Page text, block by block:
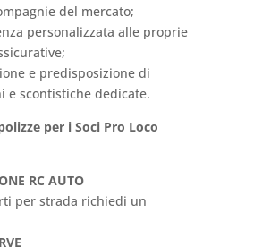
del mercato;
personalizzata alle proprie
e predisposizione di
e scontistiche dedicate.
per i Soci Pro Loco
RC AUTO
per strada richiedi un